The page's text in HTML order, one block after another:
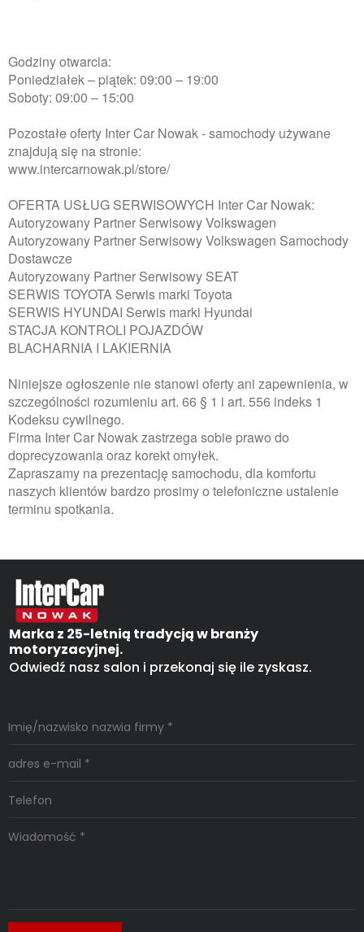
Godziny otwarcia:
Poniedziałek – piątek: 09:00 – 19:00
Soboty: 09:00 – 15:00
Pozostałe oferty Inter Car Nowak - samochody używane
znajdują się na stronie:
www.intercarnowak.pl/store/
OFERTA USŁUG SERWISOWYCH Inter Car Nowak:
Autoryzowany Partner Serwisowy Volkswagen
Autoryzowany Partner Serwisowy Volkswagen Samochody
Dostawcze
Autoryzowany Partner Serwisowy SEAT
SERWIS TOYOTA Serwis marki Toyota
SERWIS HYUNDAI Serwis marki Hyundai
STACJA KONTROLI POJAZDÓW
BLACHARNIA I LAKIERNIA
Niniejsze ogłoszenie nie stanowi oferty ani zapewnienia, w
szczególności rozumieniu art. 66 § 1 i art. 556 indeks 1
Kodeksu cywilnego.
Firma Inter Car Nowak zastrzega sobie prawo do
doprecyzowania oraz korekt omyłek.
Zapraszamy na prezentację samochodu, dla komfortu
naszych klientów bardzo prosimy o telefoniczne ustalenie
terminu spotkania.
Marka z 25-letnią tradycją w branży
motoryzacyjnej.
Odwiedź nasz salon i przekonaj się ile zyskasz.